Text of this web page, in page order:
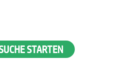
STARTEN